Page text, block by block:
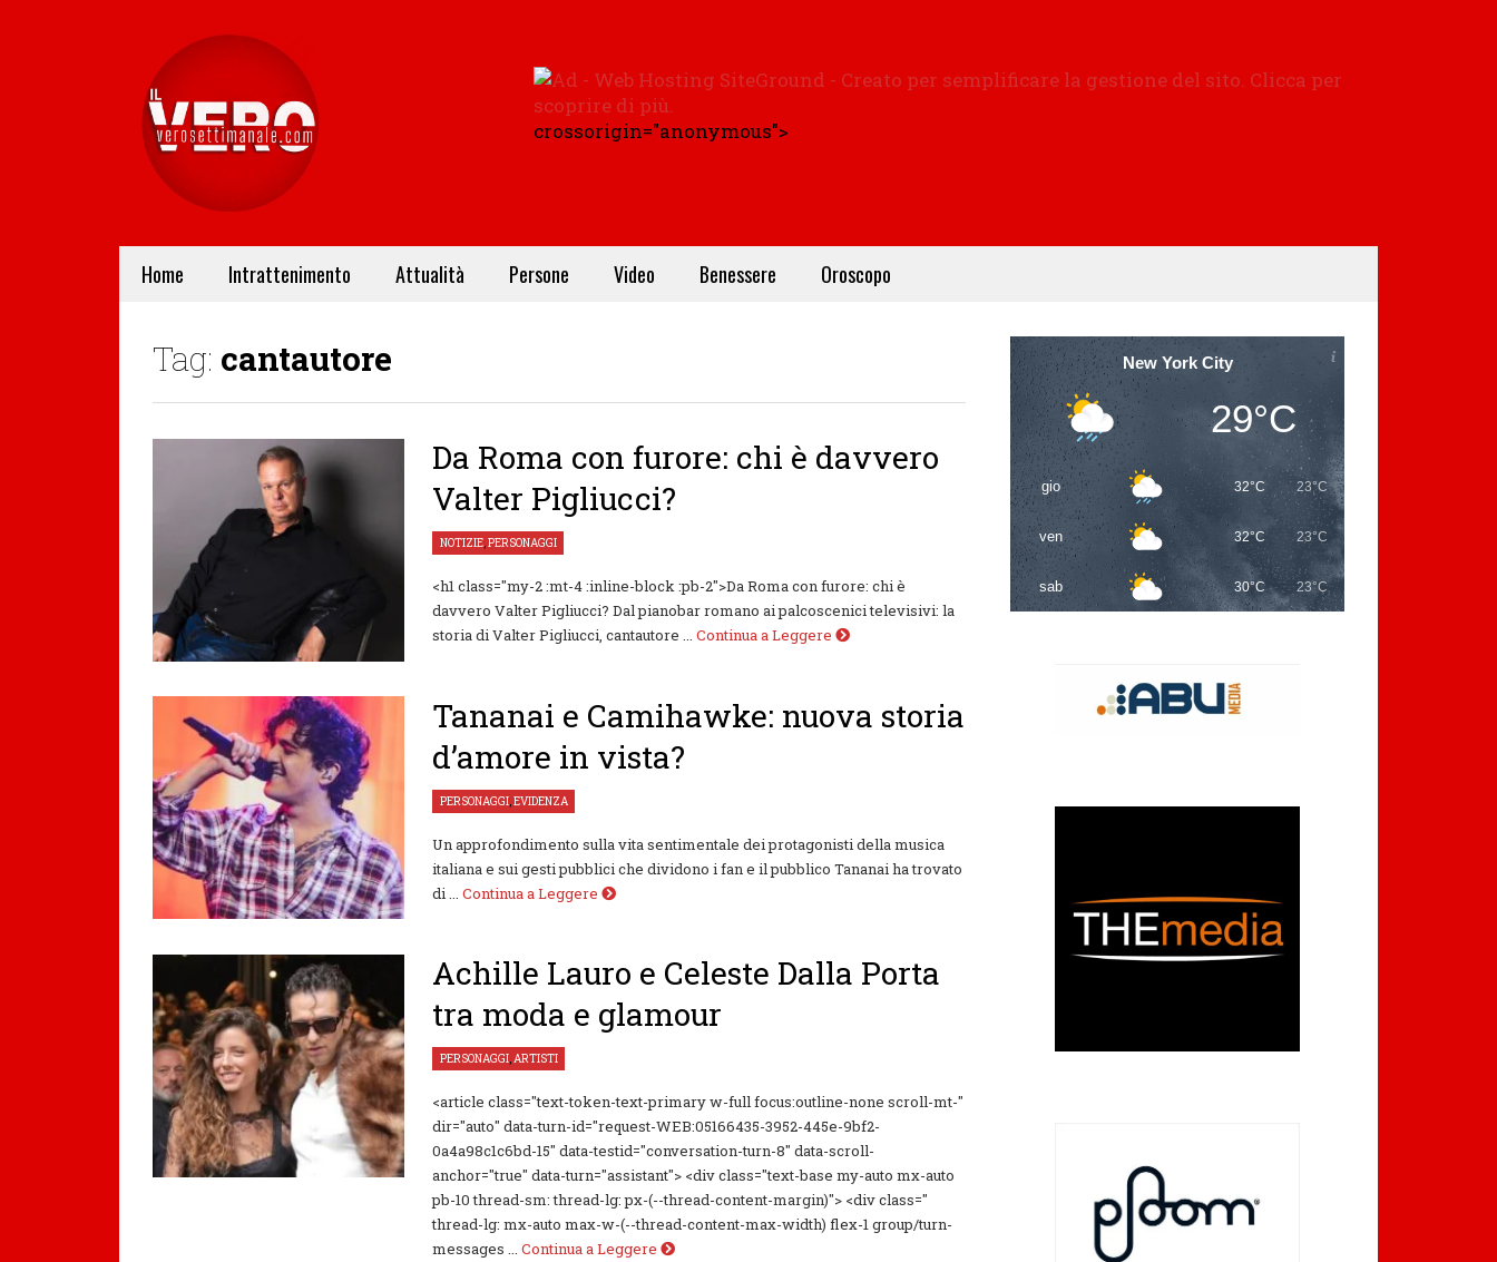
crossorigin="anonymous">
Home Intrattenimento Attualità Persone Video Benessere Oroscopo
Tag: cantautore
Da Roma con furore: chi è davvero
Valter Pigliucci?
NOTIZIE,PERSONAGGI
<h1 class="my-2 :mt-4 :inline-block :pb-2">Da Roma con furore: chi è
davvero Valter Pigliucci? Dal pianobar romano ai palcoscenici televisivi: la
storia di Valter Pigliucci, cantautore ... Continua a Leggere
Tananai e Camihawke: nuova storia
d’amore in vista?
PERSONAGGI,EVIDENZA
Un approfondimento sulla vita sentimentale dei protagonisti della musica
italiana e sui gesti pubblici che dividono i fan e il pubblico Tananai ha trovato
di ...
Continua a Leggere
Achille Lauro e Celeste Dalla Porta
tra moda e glamour
PERSONAGGI,ARTISTI
<article class="text-token-text-primary w-full focus:outline-none scroll-mt-"
dir="auto" data-turn-id="request-WEB:05166435-3952-445e-9bf2-
0a4a98c1c6bd-15" data-testid="conversation-turn-8" data-scroll-
anchor="true" data-turn="assistant"> <div class="text-base my-auto mx-auto
pb-10 thread-sm: thread-lg: px-(--thread-content-margin)"> <div class="
thread-lg: mx-auto max-w-(--thread-content-max-width) flex-1 group/turn-
messages ... Continua a Leggere
New York City
29°C
gio 32°C 23°C
ven 32°C 23°C
sab 30°C 23°C